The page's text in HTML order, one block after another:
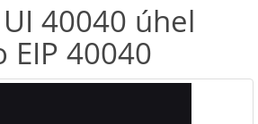
40040 úhel
40040